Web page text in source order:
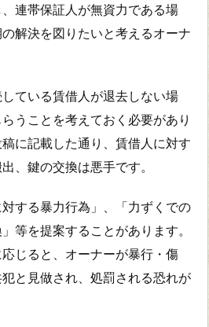
連帯保証人が無資力である場
解決を図りたいと考えるオーナ
ている賃借人が退去しない場
うことを考えておく必要があり
に記載した通り、賃借人に対す
、鍵の交換は悪手です。
する暴力行為」、「力ずくでの
等を提案することがあります。
じると、オーナーが暴行・傷
と見做され、処罰される恐れが